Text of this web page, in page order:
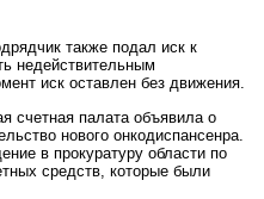
также подал иск к
недействительным
иск оставлен без движения.
счетная палата объявила о
нового онкодиспансенра.
в прокуратуру области по
средств, которые были